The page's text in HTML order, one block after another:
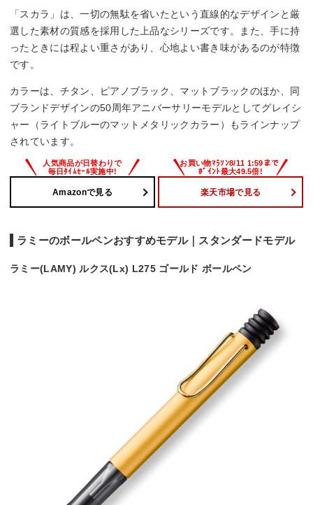
「スカラ」は、一切の無駄を省いたという直線的なデザインと厳
選した素材の質感を採用した上品なシリーズです。また、手に持
ったときには程よい重さがあり、心地よい書き味があるのが特徴
です。
カラーは、チタン、ピアノブラック、マットブラックのほか、同
ブランドデザインの50周年アニバーサリーモデルとしてグレイシ
ャー（ライトブルーのマットメタリックカラー）もラインナップ
されています。
Amazonで見る 楽天市場で見る
ラミーのボールペンおすすめモデル｜スタンダードモデル
ラミー(LAMY) ルクス(Lx) L275 ゴールド ボールペン